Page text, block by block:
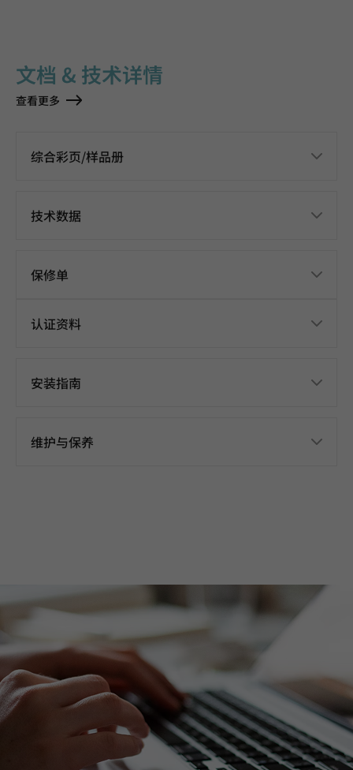
文档 & 技术详情
查看更多
综合彩页/样品册
技术数据
保修单
认证资料
安装指南
维护与保养